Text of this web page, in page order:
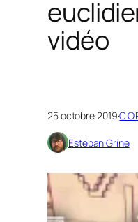
vidéo
25 octobre 2019·
Esteban Grine